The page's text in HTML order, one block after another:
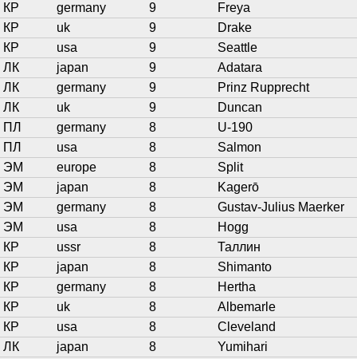
КР
germany 9
Freya
КР
uk 9
Drake
КР
usa 9
Seattle
ЛК
japan 9
Adatara
ЛК
germany 9
Prinz Rupprecht
ЛК
uk 9
Duncan
ПЛ
germany 8
U-190
ПЛ
usa 8
Salmon
ЭМ
europe 8
Split
ЭМ
japan 8
Kagerō
ЭМ
germany 8
Gustav-Julius Maerker
ЭМ
usa 8
Hogg
КР
ussr 8
Таллин
КР
japan 8
Shimanto
КР
germany 8
Hertha
КР
uk 8
Albemarle
КР
usa 8
Cleveland
ЛК
japan 8
Yumihari